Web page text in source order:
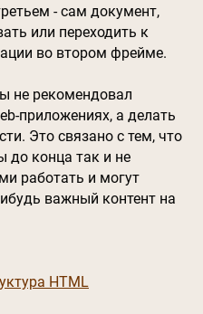
- сам документ,
или переходить к
во втором фрейме.
не рекомендовал
приложениях, а делать
Это связано с тем, что
до конца так и не
работать и могут
важный контент на
HTML